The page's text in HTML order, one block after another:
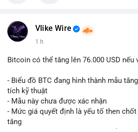
Vlike Wire
1 h
Bitcoin có thể tăng lên 76.000 USD
- Biểu đồ BTC đang hình thành mẫu
tích kỹ thuật
- Mẫu này chưa được xác nhận
- Mức giá quyết định là yếu tố then
tăng